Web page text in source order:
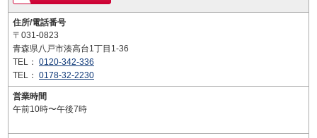
住所/電話番号
〒031-0823
青森県八戸市湊高台1丁目1-36
TEL： 0120-342-336
TEL： 0178-32-2230
営業時間
午前10時〜午後7時